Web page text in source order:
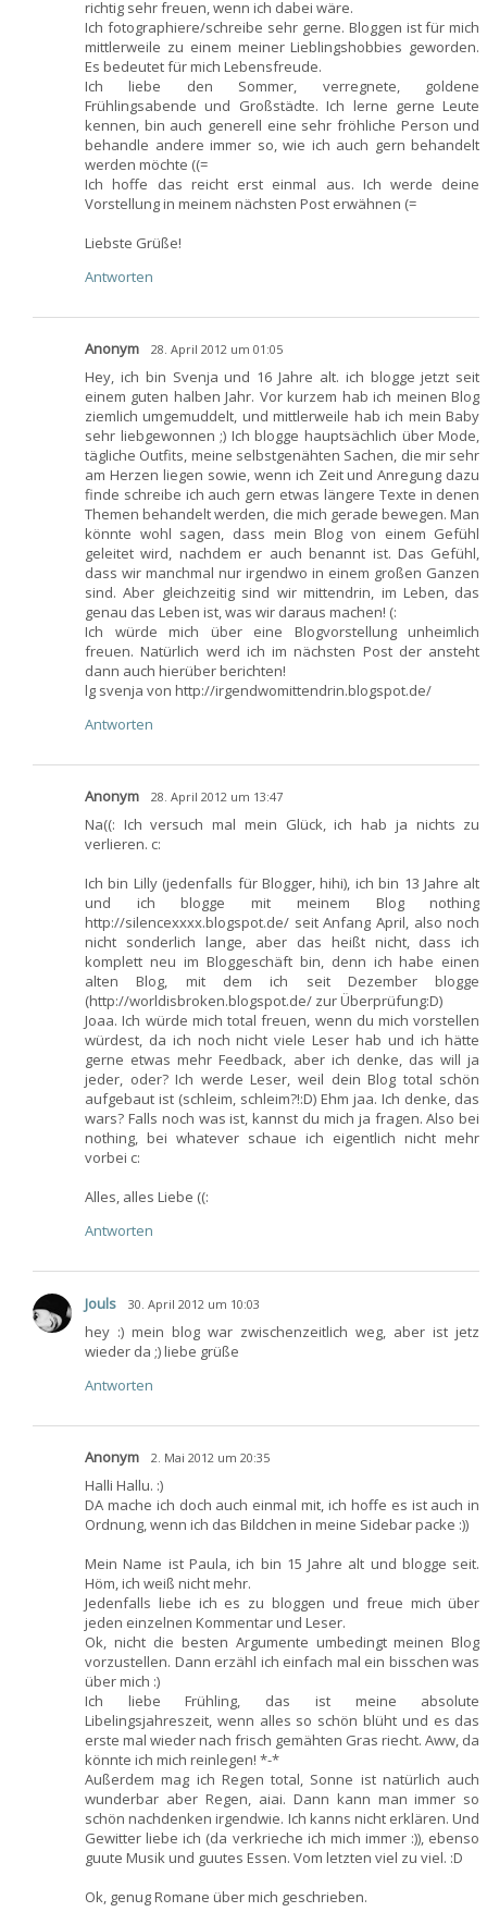
richtig sehr freuen, wenn ich dabei wäre.
Ich fotographiere/schreibe sehr gerne. Bloggen ist für mich
mittlerweile zu einem meiner Lieblingshobbies geworden.
Es bedeutet für mich Lebensfreude.
Ich liebe den Sommer, verregnete, goldene
Frühlingsabende und Großstädte. Ich lerne gerne Leute
kennen, bin auch generell eine sehr fröhliche Person und
behandle andere immer so, wie ich auch gern behandelt
werden möchte ((=
Ich hoffe das reicht erst einmal aus. Ich werde deine
Vorstellung in meinem nächsten Post erwähnen (=
Liebste Grüße!
Antworten
Anonym 28. April 2012 um 01:05
Hey, ich bin Svenja und 16 Jahre alt. ich blogge jetzt seit
einem guten halben Jahr. Vor kurzem hab ich meinen Blog
ziemlich umgemuddelt, und mittlerweile hab ich mein Baby
sehr liebgewonnen ;) Ich blogge hauptsächlich über Mode,
tägliche Outfits, meine selbstgenähten Sachen, die mir sehr
am Herzen liegen sowie, wenn ich Zeit und Anregung dazu
finde schreibe ich auch gern etwas längere Texte in denen
Themen behandelt werden, die mich gerade bewegen. Man
könnte wohl sagen, dass mein Blog von einem Gefühl
geleitet wird, nachdem er auch benannt ist. Das Gefühl,
dass wir manchmal nur irgendwo in einem großen Ganzen
sind. Aber gleichzeitig sind wir mittendrin, im Leben, das
genau das Leben ist, was wir daraus machen! (:
Ich würde mich über eine Blogvorstellung unheimlich
freuen. Natürlich werd ich im nächsten Post der ansteht
dann auch hierüber berichten!
lg svenja von http://irgendwomittendrin.blogspot.de/
Antworten
Anonym 28. April 2012 um 13:47
Na((: Ich versuch mal mein Glück, ich hab ja nichts zu
verlieren. c:
Ich bin Lilly (jedenfalls für Blogger, hihi), ich bin 13 Jahre alt
und ich blogge mit meinem Blog nothing
http://silencexxxx.blogspot.de/ seit Anfang April, also noch
nicht sonderlich lange, aber das heißt nicht, dass ich
komplett neu im Bloggeschäft bin, denn ich habe einen
alten Blog, mit dem ich seit Dezember blogge
(http://worldisbroken.blogspot.de/ zur Überprüfung:D)
Joaa. Ich würde mich total freuen, wenn du mich vorstellen
würdest, da ich noch nicht viele Leser hab und ich hätte
gerne etwas mehr Feedback, aber ich denke, das will ja
jeder, oder? Ich werde Leser, weil dein Blog total schön
aufgebaut ist (schleim, schleim?!:D) Ehm jaa. Ich denke, das
wars? Falls noch was ist, kannst du mich ja fragen. Also bei
nothing, bei whatever schaue ich eigentlich nicht mehr
vorbei c:
Alles, alles Liebe ((:
Antworten
Jouls 30. April 2012 um 10:03
hey :) mein blog war zwischenzeitlich weg, aber ist jetz
wieder da ;) liebe grüße
Antworten
Anonym 2. Mai 2012 um 20:35
Halli Hallu. :)
DA mache ich doch auch einmal mit, ich hoffe es ist auch in
Ordnung, wenn ich das Bildchen in meine Sidebar packe :))
Mein Name ist Paula, ich bin 15 Jahre alt und blogge seit.
Höm, ich weiß nicht mehr.
Jedenfalls liebe ich es zu bloggen und freue mich über
jeden einzelnen Kommentar und Leser.
Ok, nicht die besten Argumente umbedingt meinen Blog
vorzustellen. Dann erzähl ich einfach mal ein bisschen was
über mich :)
Ich liebe Frühling, das ist meine absolute
Libelingsjahreszeit, wenn alles so schön blüht und es das
erste mal wieder nach frisch gemähten Gras riecht. Aww, da
könnte ich mich reinlegen! *-*
Außerdem mag ich Regen total, Sonne ist natürlich auch
wunderbar aber Regen, aiai. Dann kann man immer so
schön nachdenken irgendwie. Ich kanns nicht erklären. Und
Gewitter liebe ich (da verkrieche ich mich immer :)), ebenso
guute Musik und guutes Essen. Vom letzten viel zu viel. :D
Ok, genug Romane über mich geschrieben.